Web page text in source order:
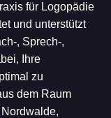
für Logopädie
und unterstützt
, Sprech-,
Ihre
zu
dem Raum